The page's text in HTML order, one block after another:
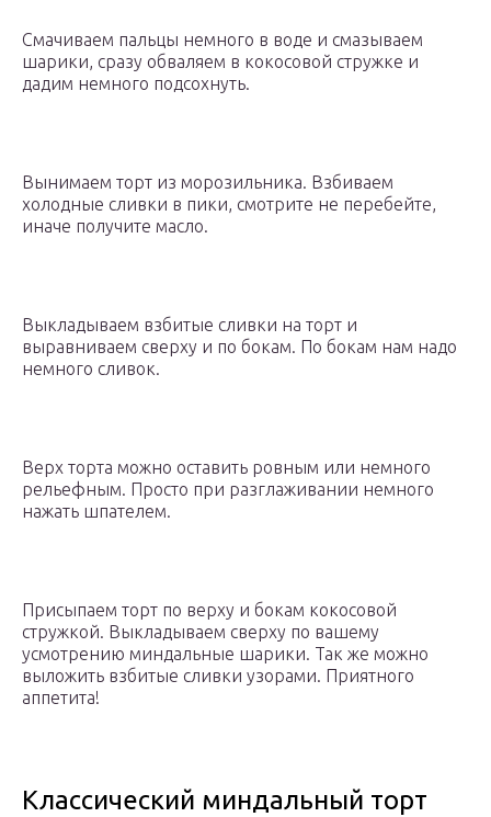
Смачиваем пальцы немного в воде и смазываем
шарики, сразу обваляем в кокосовой стружке и
дадим немного подсохнуть.
Вынимаем торт из морозильника. Взбиваем
холодные сливки в пики, смотрите не перебейте,
иначе получите масло.
Выкладываем взбитые сливки на торт и
выравниваем сверху и по бокам. По бокам нам надо
немного сливок.
Верх торта можно оставить ровным или немного
рельефным. Просто при разглаживании немного
нажать шпателем.
Присыпаем торт по верху и бокам кокосовой
стружкой. Выкладываем сверху по вашему
усмотрению миндальные шарики. Так же можно
выложить взбитые сливки узорами. Приятного
аппетита!
Классический миндальный торт